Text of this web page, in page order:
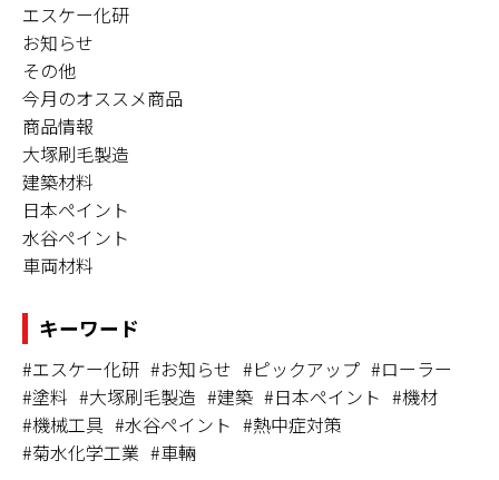
エスケー化研
お知らせ
その他
今月のオススメ商品
商品情報
大塚刷毛製造
建築材料
日本ペイント
水谷ペイント
車両材料
キーワード
#エスケー化研 #お知らせ #ピックアップ #ローラー
#塗料 #大塚刷毛製造 #建築 #日本ペイント #機材
#機械工具 #水谷ペイント #熱中症対策
#菊水化学工業 #車輛